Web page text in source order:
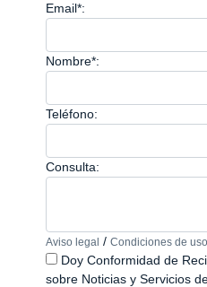
ARCHIVADOR METALICO
Email*:
Nombre*:
Teléfono:
Consulta:
Aviso legal / Condiciones de uso
Doy Conformidad de
sobre Noticias y Servicios